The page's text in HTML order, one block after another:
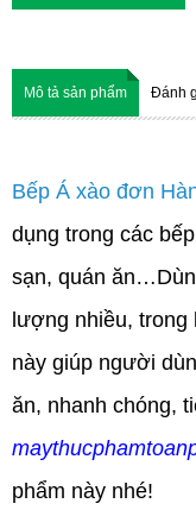
Mô tả sản phẩm Đánh
Bếp Á xào đơn
dụng trong các
sạn, quán
lượng nhiều, trong
này giúp người
ăn, nhanh chóng,
phẩm này nhé!